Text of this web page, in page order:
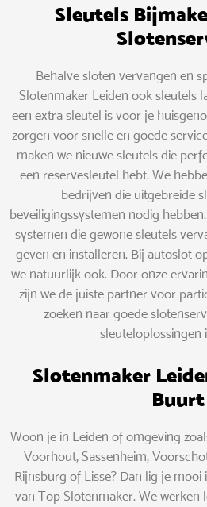
Sleutels
Behalve sloten vervangen en
Slotenmaker Leiden ook sleutels
een extra sleutel is voor je
zorgen voor snelle en goede
maken we nieuwe sleutels die
een reservesleutel hebt. We
bedrijven die uitgebreide
beveiligingssystemen nodig
systemen die gewone sleutels
geven en installeren. Bij autoslot
we natuurlijk ook. Door onze
zijn we de juiste partner voor
zoeken naar goede
sleuteloplossingen
Slotenmaker
Buurt
Woon je in Leiden of omgeving
Voorhout, Sassenheim,
Rijnsburg of Lisse? Dan lig je
van Top Slotenmaker. We werken